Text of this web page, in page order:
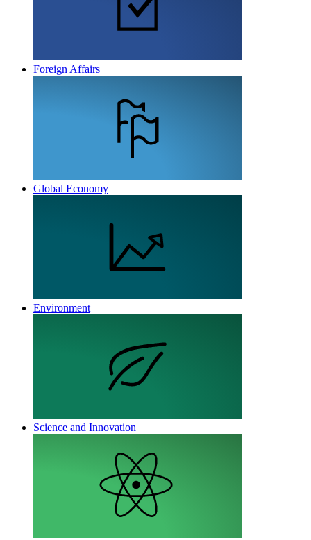
Foreign Affairs
Global Economy
Environment
Science and Innovation